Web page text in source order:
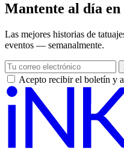
Mantente al día
Las mejores historias de
eventos — semanalmente.
Acepto recibir el boletín y